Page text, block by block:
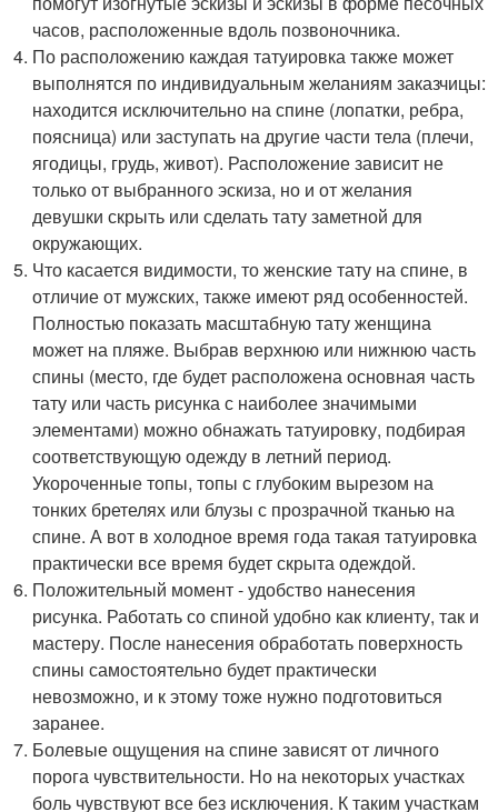
часов, расположенные вдоль позвоночника.
По расположению каждая татуировка также может
выполнятся по индивидуальным желаниям заказчицы:
находится исключительно на спине (лопатки, ребра,
поясница) или заступать на другие части тела (плечи,
ягодицы, грудь, живот). Расположение зависит не
только от выбранного эскиза, но и от желания
девушки скрыть или сделать тату заметной для
окружающих.
Что касается видимости, то женские тату на спине, в
отличие от мужских, также имеют ряд особенностей.
Полностью показать масштабную тату женщина
может на пляже. Выбрав верхнюю или нижнюю часть
спины (место, где будет расположена основная часть
тату или часть рисунка с наиболее значимыми
элементами) можно обнажать татуировку, подбирая
соответствующую одежду в летний период.
Укороченные топы, топы с глубоким вырезом на
тонких бретелях или блузы с прозрачной тканью на
спине. А вот в холодное время года такая татуировка
практически все время будет скрыта одеждой.
Положительный момент - удобство нанесения
рисунка. Работать со спиной удобно как клиенту, так и
мастеру. После нанесения обработать поверхность
спины самостоятельно будет практически
невозможно, и к этому тоже нужно подготовиться
заранее.
Болевые ощущения на спине зависят от личного
порога чувствительности. Но на некоторых участках
боль чувствуют все без исключения. К таким участкам